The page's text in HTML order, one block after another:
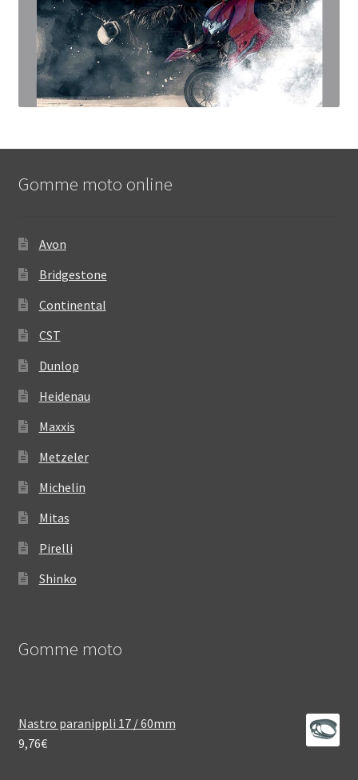
Gomme moto online
Avon
Bridgestone
Continental
CST
Dunlop
Heidenau
Maxxis
Metzeler
Michelin
Mitas
Pirelli
Shinko
Gomme moto
Nastro paranippli 17 / 60mm
9,76€